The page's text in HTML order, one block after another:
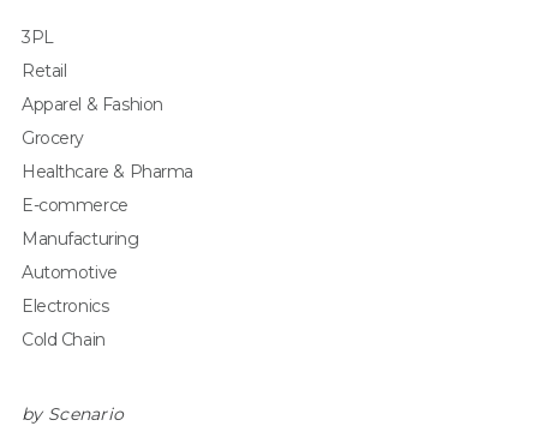
3PL
Retail
Apparel & Fashion
Grocery
Healthcare & Pharma
E-commerce
Manufacturing
Automotive
Electronics
Cold Chain
by Scenario